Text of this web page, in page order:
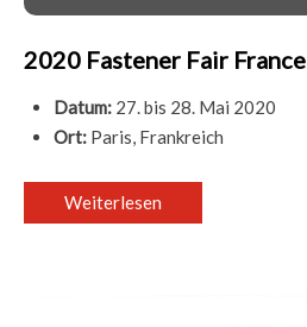
2020 Fastener Fair France
Datum: 27. bis 28. Mai 2020
Ort: Paris, Frankreich
Weiterlesen